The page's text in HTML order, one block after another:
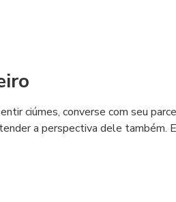
ciúmes, converse com seu
a perspectiva dele também.